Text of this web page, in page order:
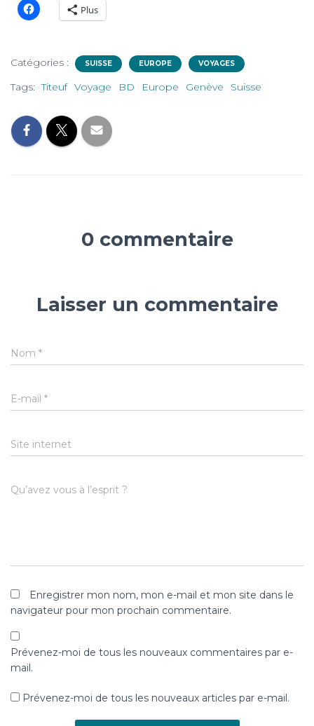
Plus
Catégories : SUISSE EUROPE VOYAGES
Tags: Titeuf Voyage BD Europe Genève Suisse
0 commentaire
Laisser un commentaire
Nom *
E-mail *
Site internet
Qu’avez vous à l’esprit ?
Enregistrer mon nom, mon e-mail et mon site dans le
navigateur pour mon prochain commentaire.
Prévenez-moi de tous les nouveaux commentaires par e-
mail.
Prévenez-moi de tous les nouveaux articles par e-mail.